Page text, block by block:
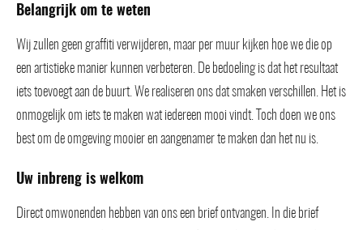
Belangrijk om te weten
Wij zullen geen graffiti verwijderen, maar per muur kijken hoe we die op
een artistieke manier kunnen verbeteren. De bedoeling is dat het resultaat
iets toevoegt aan de buurt. We realiseren ons dat smaken verschillen. Het is
onmogelijk om iets te maken wat iedereen mooi vindt. Toch doen we ons
best om de omgeving mooier en aangenamer te maken dan het nu is.
Uw inbreng is welkom
Direct omwonenden hebben van ons een brief ontvangen. In die brief